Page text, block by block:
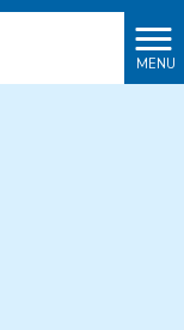
MENU